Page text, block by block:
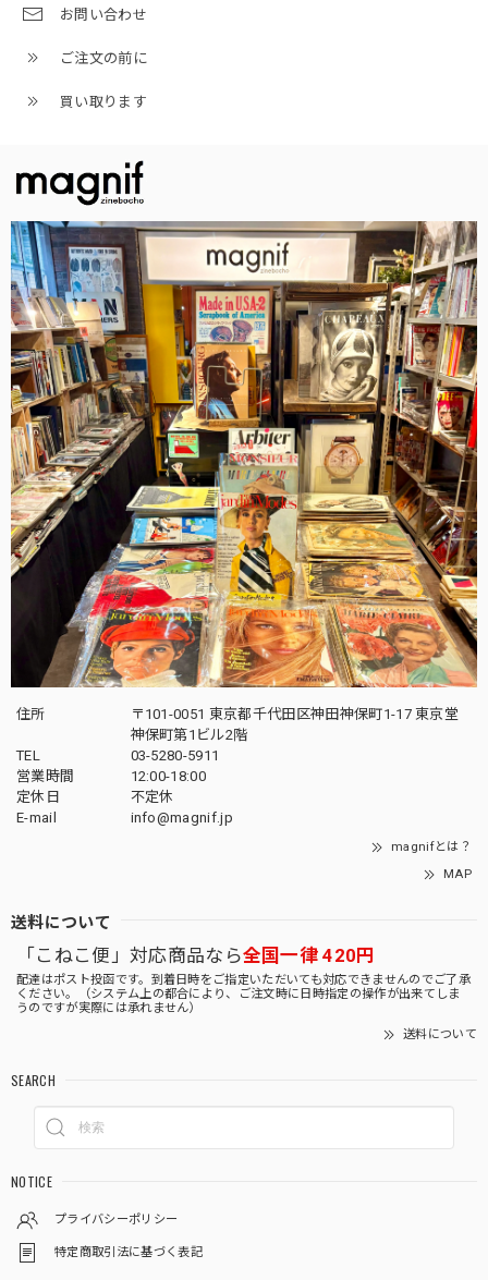
お問い合わせ
ご注文の前に
買い取ります
住所
〒101-0051 東京都千代田区神田神保町1-17 東京堂
神保町第1ビル2階
TEL
03-5280-5911
営業時間
12:00-18:00
定休日
不定休
E-mail
info@magnif.jp
magnifとは？
MAP
送料について
「こねこ便」対応商品なら全国一律 420円
配達はポスト投函です。到着日時をご指定いただいても対応できませんのでご了承
ください。（システム上の都合により、ご注文時に日時指定の操作が出来てしま
うのですが実際には承れません）
送料について
SEARCH
NOTICE
プライバシーポリシー
特定商取引法に基づく表記